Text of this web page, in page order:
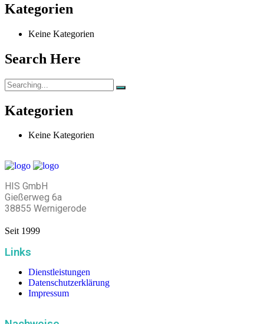
Kategorien
Keine Kategorien
Search Here
Kategorien
Keine Kategorien
HIS GmbH
Gießerweg 6a
38855 Wernigerode
Seit 1999
Links
Dienstleistungen
Datenschutzerklärung
Impressum